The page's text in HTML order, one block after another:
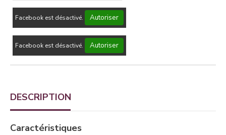
Facebook est désactivé. Autoriser
Facebook est désactivé. Autoriser
DESCRIPTION
Caractéristiques